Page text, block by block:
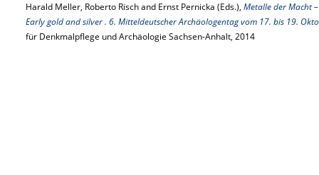
Harald Meller, Roberto Risch and Ernst Pernicka (Eds.), Metalle der Macht
Early gold and silver . 6. Mitteldeutscher Archäologentag vom 17. bis 19.
für Denkmalpflege und Archäologie Sachsen-Anhalt, 2014